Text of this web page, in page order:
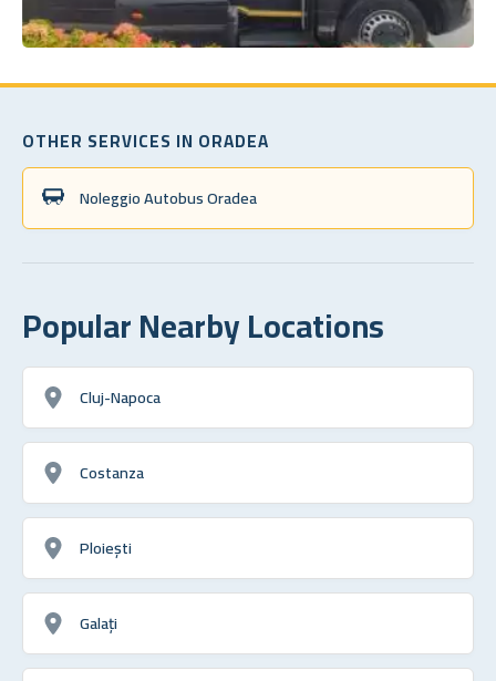
OTHER SERVICES IN ORADEA
Noleggio Autobus Oradea
Popular Nearby Locations
Cluj-Napoca
Costanza
Ploiești
Galați